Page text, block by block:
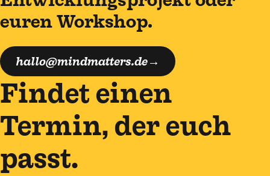
euren Workshop.
hallo@mindmatters.de
Findet einen
Termin, der euch
passt.